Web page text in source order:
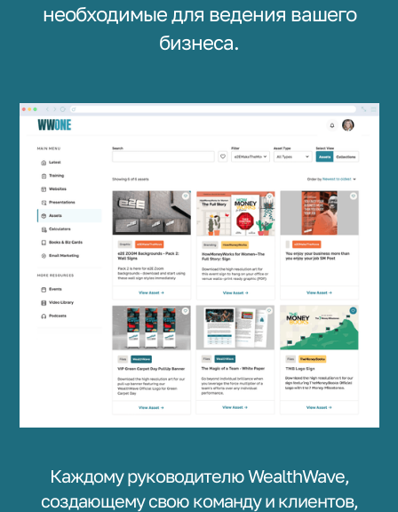
необходимые для ведения вашего
бизнеса.
Каждому руководителю WealthWave,
создающему свою команду и клиентов,